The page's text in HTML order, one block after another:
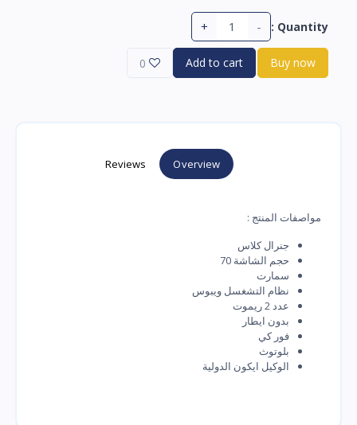
Quantity :
-
+
Buy now
Add to cart
0
Overview
Reviews
مواصفات المنتج :
جنرال كلاس
حجم الشاشة 70
سمارت
نظام التشغسل ويبوس
عدد 2 ريموت
بدون ايطار
فور كي
بلوتوث
الوكيل ايكون الدولية